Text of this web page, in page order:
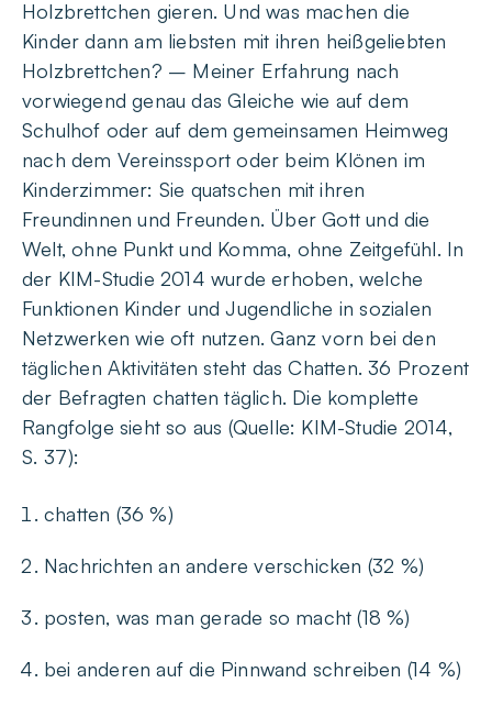
Holzbrettchen gieren. Und was machen die
Kinder dann am liebsten mit ihren heißgeliebten
Holzbrettchen? – Meiner Erfahrung nach
vorwiegend genau das Gleiche wie auf dem
Schulhof oder auf dem gemeinsamen Heimweg
nach dem Vereinssport oder beim Klönen im
Kinderzimmer: Sie quatschen mit ihren
Freundinnen und Freunden. Über Gott und die
Welt, ohne Punkt und Komma, ohne Zeitgefühl. In
der KIM-Studie 2014 wurde erhoben, welche
Funktionen Kinder und Jugendliche in sozialen
Netzwerken wie oft nutzen. Ganz vorn bei den
täglichen Aktivitäten steht das Chatten. 36 Prozent
der Befragten chatten täglich. Die komplette
Rangfolge sieht so aus (Quelle: KIM-Studie 2014,
S. 37):
chatten (36 %)
Nachrichten an andere verschicken (32 %)
posten, was man gerade so macht (18 %)
bei anderen auf die Pinnwand schreiben (14 %)